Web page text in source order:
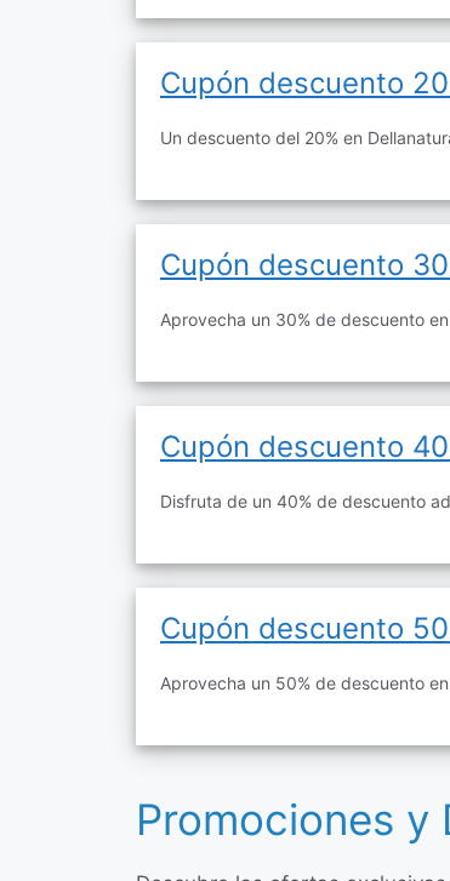
Cupón descuento
Un descuento del 20% en
Cupón descuento
Aprovecha un 30% de descuento
Cupón descuento
Disfruta de un 40% de descuento
Cupón descuento
Aprovecha un 50% de descuento
Promociones y